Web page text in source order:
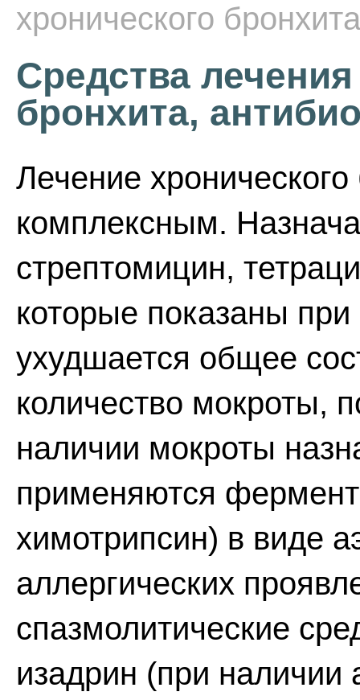
хронического
Средства
бронхита,
Лечение
комплексным.
стрептомицин,
которые показаны при
ухудшается общее
количество мокроты,
наличии мокроты
применяются
химотрипсин) в виде
аллергических
спазмолитические
изадрин (при наличии